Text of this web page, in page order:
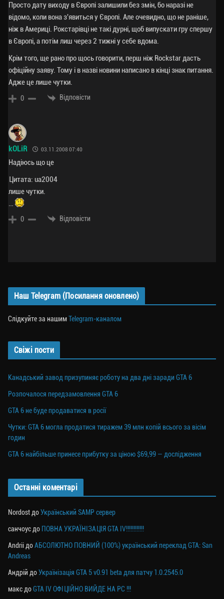
Просто дату виходу в Європі залишили без змін, бо наразі не
відомо, коли вона з'явиться у Європі. Але очевидно, що не раніше,
ніж в Америці. Рокстарівці не такі дурні, щоб випускати гру спершу
в Європі, а потім лиш через 2 тижні у себе вдома.
Крім того, ще рано про щось говорити, перш ніж Rockstar дасть
офіційну заяву. Тому і в назві новини написано в кінці знак питання.
Адже це лише чутки.
0 Відповісти
kOLiR 03.11.2008 07:40
Надіюсь що це
Цитата: ua2004
лише чутки.
…
0 Відповісти
Наш Telegram (Посилання оновлено)
Слідкуйте за нашимTelegram-каналом
Свіжі пости
Канадський завод призупиняє роботу на два дні заради GTA 6
Розпочалося передзамовлення GTA 6
GTA 6 не буде продаватися в росії
Чутки: GTA 6 могла продатися тиражем 39 млн копій всього за вісім
годин
GTA 6 найбільше принесе прибутку за ціною $69,99 — дослідження
Останні коментарі
Nordost доУкраїнський SAMP сервер
санчоус до ПОВНА УКРАЇНІЗАЦІЯ GTA IV!!!!!!!!!!!!
Andrii доАБСОЛЮТНО ПОВНИЙ (100%) український переклад GTA: San
Andreas
Андрій доУкраїнізація GTA 5 v0.91 beta для патчу 1.0.2545.0
макс доGTA IV ОФІЦІЙНО ВИЙДЕ НА PC !!!